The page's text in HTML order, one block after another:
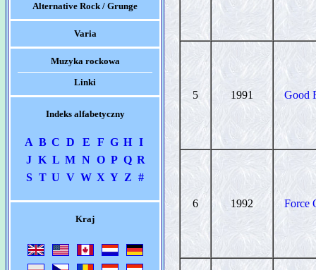
Alternative Rock / Grunge
Varia
Muzyka rockowa
Linki
Indeks alfabetyczny
A B C D E F G H I
J K L M N O P Q R
S T U V W X Y Z #
Kraj
5 1991 Good
6 1992 Force